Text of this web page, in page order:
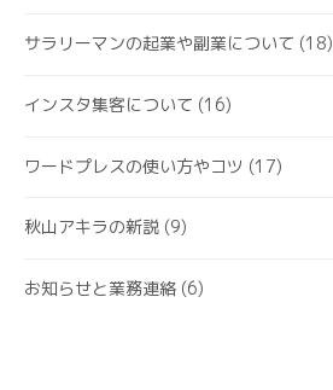
サラリーマンの起業や副業について (18)
インスタ集客について (16)
ワードプレスの使い方やコツ (17)
秋山アキラの新説 (9)
お知らせと業務連絡 (6)